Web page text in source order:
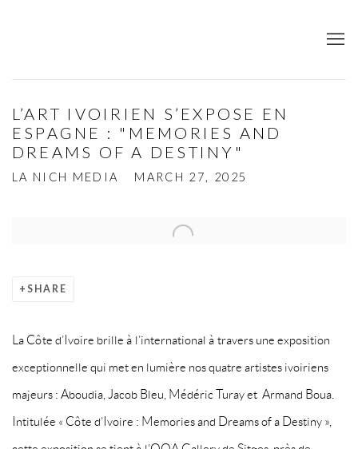
L’ART IVOIRIEN S’EXPOSE EN
ESPAGNE : "MEMORIES AND
DREAMS OF A DESTINY"
LA NICH MEDIA MARCH 27, 2025
Open a larger version of the following image in a popup:
SHARE
La Côte d’Ivoire brille à l’international à travers une exposition
exceptionnelle qui met en lumière nos quatre artistes ivoiriens
majeurs : Aboudia, Jacob Bleu, Médéric Turay et Armand Boua.
Intitulée « Côte d’Ivoire : Memories and Dreams of a Destiny »,